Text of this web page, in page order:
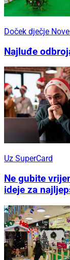
Doček dječje
Najluđe
Uz SuperCard
Ne gubite
ideje za